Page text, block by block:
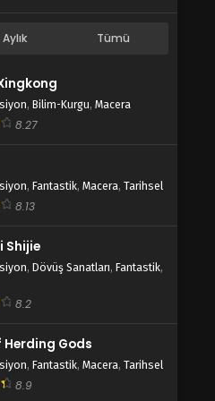
Aylık Tümü
, Bilim-Kurgu, Macera
8.27
, Fantastik, Macera, Tarihsel
8.13
Shijie
, Dövüş Sanatları, Fantastik,
8.2
Herding Gods
, Fantastik, Macera, Tarihsel
8.9